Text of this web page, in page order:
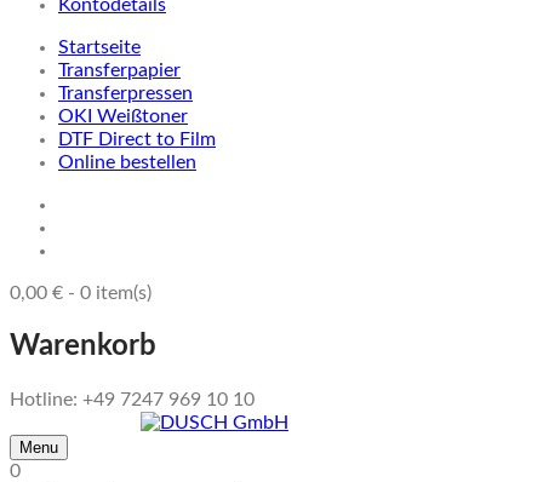
Kontodetails
Startseite
Transferpapier
Transferpressen
OKI Weißtoner
DTF Direct to Film
Online bestellen
0,00 € - 0 item(s)
Warenkorb
Hotline: +49 7247 969 10 10
Menu
0